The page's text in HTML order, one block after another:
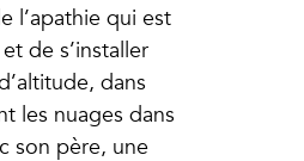
l’apathie qui est
de s’installer
dans
les nuages dans
son père, une